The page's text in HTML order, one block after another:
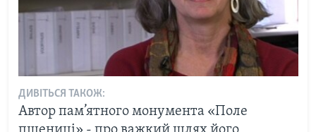
ДИВІТЬСЯ ТАКОЖ:
Автор пам’ятного монумента «Поле